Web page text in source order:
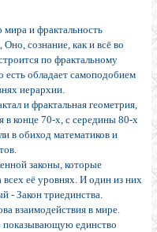
мира и фрактальность
Оно, сознание, как и всё во
по фрактальному
есть обладает самоподобием
иерархии.
и фрактальная геометрия,
в конце 70-х, с середины 80-х
в обиход математиков и
законы, которые
всех её уровнях. И один из них
- Закон триединства.
взаимодействия в мире.
показывающую единство